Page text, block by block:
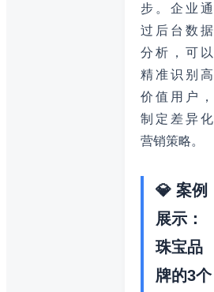
步。企业通
过后台数据
分析，可以
精准识别高
价值用户，
制定差异化
营销策略。
💎 案例
展示：
珠宝品
牌的3个